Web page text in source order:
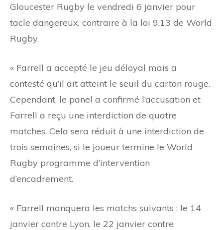
Gloucester Rugby le vendredi 6 janvier pour
tacle dangereux, contraire à la loi 9.13 de World
Rugby.
« Farrell a accepté le jeu déloyal mais a
contesté qu’il ait atteint le seuil du carton rouge.
Cependant, le panel a confirmé l’accusation et
Farrell a reçu une interdiction de quatre
matches. Cela sera réduit à une interdiction de
trois semaines, si le joueur termine le World
Rugby programme d’intervention
d’encadrement.
« Farrell manquera les matchs suivants : le 14
janvier contre Lyon, le 22 janvier contre